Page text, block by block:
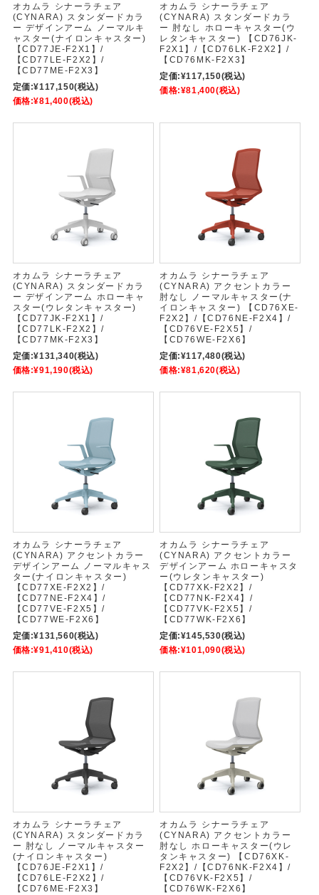
オカムラ シナーラチェア
(CYNARA) スタンダードカラ
ー デザインアーム ノーマルキ
ャスター(ナイロンキャスター)
【CD77JE-F2X1】/
【CD77LE-F2X2】/
【CD77ME-F2X3】
定価:¥117,150(税込)
価格:¥81,400(税込)
オカムラ シナーラチェア
(CYNARA) スタンダードカラ
ー 肘なし ホローキャスター(ウ
レタンキャスター) 【CD76JK-
F2X1】/【CD76LK-F2X2】/
【CD76MK-F2X3】
定価:¥117,150(税込)
価格:¥81,400(税込)
オカムラ シナーラチェア
(CYNARA) スタンダードカラ
ー デザインアーム ホローキャ
スター(ウレタンキャスター)
【CD77JK-F2X1】/
【CD77LK-F2X2】/
【CD77MK-F2X3】
定価:¥131,340(税込)
価格:¥91,190(税込)
オカムラ シナーラチェア
(CYNARA) アクセントカラー
肘なし ノーマルキャスター(ナ
イロンキャスター) 【CD76XE-
F2X2】/【CD76NE-F2X4】/
【CD76VE-F2X5】/
【CD76WE-F2X6】
定価:¥117,480(税込)
価格:¥81,620(税込)
オカムラ シナーラチェア
(CYNARA) アクセントカラー
デザインアーム ノーマルキャス
ター(ナイロンキャスター)
【CD77XE-F2X2】/
【CD77NE-F2X4】/
【CD77VE-F2X5】/
【CD77WE-F2X6】
定価:¥131,560(税込)
価格:¥91,410(税込)
オカムラ シナーラチェア
(CYNARA) アクセントカラー
デザインアーム ホローキャスタ
ー(ウレタンキャスター)
【CD77XK-F2X2】/
【CD77NK-F2X4】/
【CD77VK-F2X5】/
【CD77WK-F2X6】
定価:¥145,530(税込)
価格:¥101,090(税込)
オカムラ シナーラチェア
(CYNARA) スタンダードカラ
ー 肘なし ノーマルキャスター
(ナイロンキャスター)
【CD76JE-F2X1】/
【CD76LE-F2X2】/
【CD76ME-F2X3】
オカムラ シナーラチェア
(CYNARA) アクセントカラー
肘なし ホローキャスター(ウレ
タンキャスター) 【CD76XK-
F2X2】/【CD76NK-F2X4】/
【CD76VK-F2X5】/
【CD76WK-F2X6】